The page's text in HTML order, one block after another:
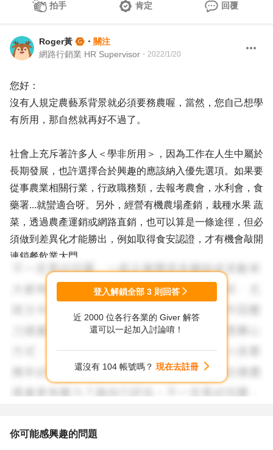
拍手 肯定 回覆
Roger黃 ・ 關注
網路行銷業 HR Supervisor ・ 2022/1/20
您好：
沒有人規定農藝系背景就必須要務農喔，當然，您自己想學
有所用，那自然就再好不過了。
社會上充斥著許多人＜學非所用＞，因為工作在人生中屬於
長期發展，也許選擇合於興趣的應該納入優先選項。如果要
從事農業相關行業，行政職務類，去報考農會，水利會，食
藥署...就蠻適合呀。另外，經營有機農場產銷，栽種水果 蔬
菜，透過農產運銷或網路直銷，也可以算是一條途徑，但必
須做到差異化才能勝出，例如取得食安認證，才有機會敲開
連鎖餐飲業大門。
至於想跨領域要怎麼突圍，就得研究該類需要具備怎樣的專
長，例如生物科技，可依據自己個性或興趣，朝向研發或行
銷去規劃，前者對於實驗室器材及市場需求之新產品要能掌
希望以上所述，能夠帶給您一些發想喔~
登入解鎖全部 3 則回答
近 2000 位各行各業的 Giver 解答
還可以一起加入討論唷！
還沒有 104 帳號嗎？ 現在去註冊
你可能感興趣的問題